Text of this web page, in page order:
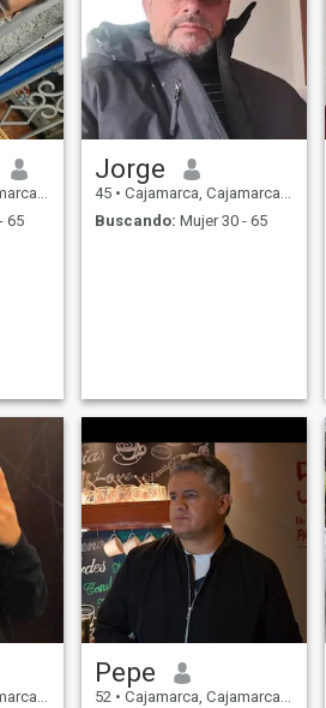
Perú
65
Jorge
45 • Cajamarca, Cajamarca, Perú
Buscando: Mujer 30 - 65
Perú
Pepe
52 • Cajamarca, Cajamarca, Perú